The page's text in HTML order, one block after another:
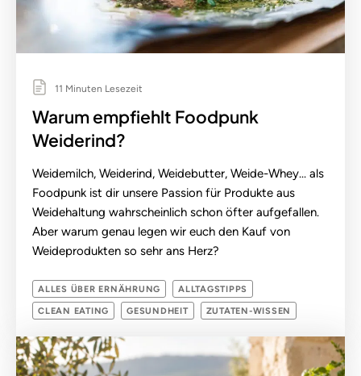
11 Minuten Lesezeit
Warum empfiehlt Foodpunk
Weiderind?
Weidemilch, Weiderind, Weidebutter, Weide-Whey... als
Foodpunk ist dir unsere Passion für Produkte aus
Weidehaltung wahrscheinlich schon öfter aufgefallen.
Aber warum genau legen wir euch den Kauf von
Weideprodukten so sehr ans Herz?
ALLES ÜBER ERNÄHRUNG ALLTAGSTIPPS
CLEAN EATING GESUNDHEIT ZUTATEN-WISSEN